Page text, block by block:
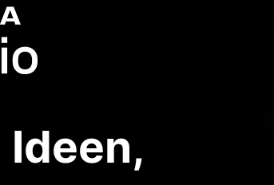
Ideen,